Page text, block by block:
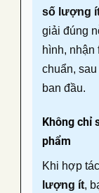
số lượng
giải đúng
hình, nhận
chuẩn,
ban đầu.
Không chỉ
phẩm
Khi hợp
lượng ít,